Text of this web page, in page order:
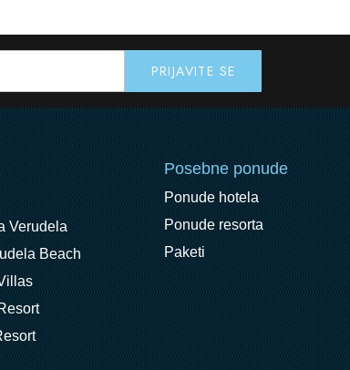
Verudela
Beach
Posebne ponude
Ponude hotela
Ponude resorta
Paketi